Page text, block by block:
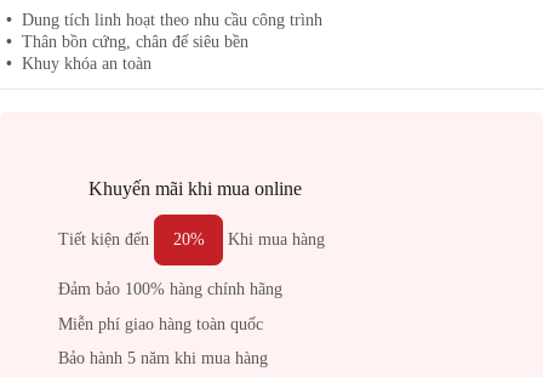
Dung tích linh hoạt theo nhu cầu công trình
Thân bồn cứng, chân đế siêu bền
Khuy khóa an toàn
Khuyến mãi khi mua online
Tiết kiện đến 20% Khi mua hàng
Đảm bảo 100% hàng chính hãng
Miễn phí giao hàng toàn quốc
Bảo hành 5 năm khi mua hàng